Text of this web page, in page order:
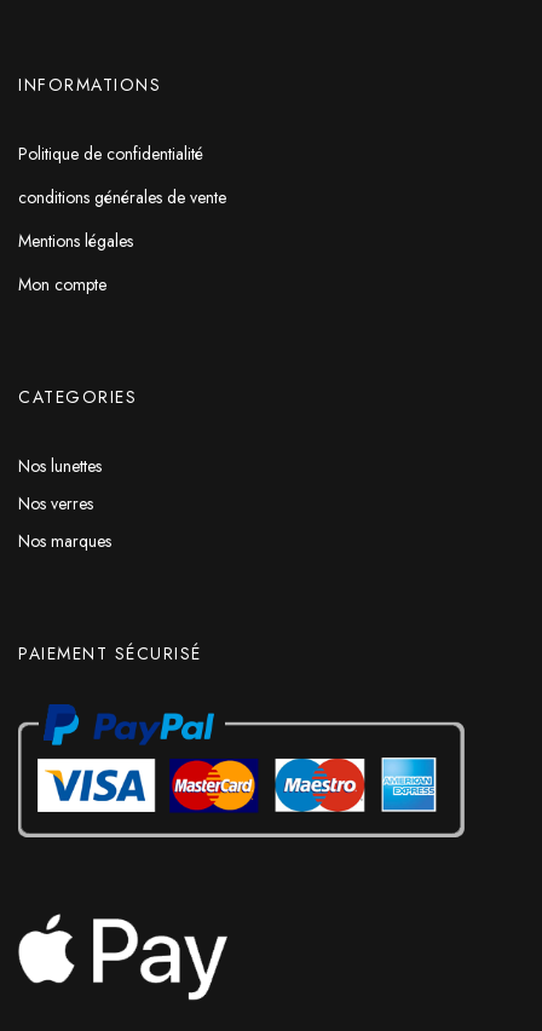
INFORMATIONS
Politique de confidentialité
conditions générales de vente
Mentions légales
Mon compte
CATEGORIES
Nos lunettes
Nos verres
Nos marques
PAIEMENT SÉCURISÉ